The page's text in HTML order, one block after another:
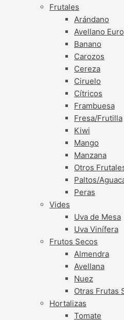
Frutales
Arándano
Avellano
Banano
Carozos
Cereza
Ciruelo
Cítricos
Frambuesa
Fresa/Frutilla
Kiwi
Mango
Manzana
Otros
Paltos/
Peras
Vides
Uva de Mesa
Uva Vinífera
Frutos Secos
Almendra
Avellana
Nuez
Otras Frutas
Hortalizas
Tomate